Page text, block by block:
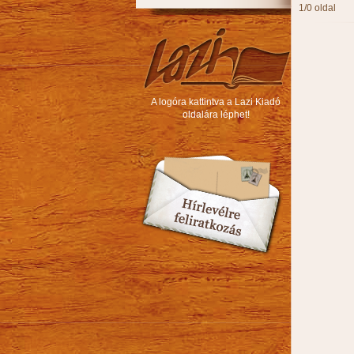
A logóra kattintva a Lazi Kiadó
oldalára léphet!
1/0 oldal